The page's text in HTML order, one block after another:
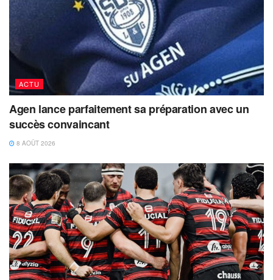
ACTU
Agen lance parfaitement sa préparation avec un
succès convaincant
8 AOÛT 2026